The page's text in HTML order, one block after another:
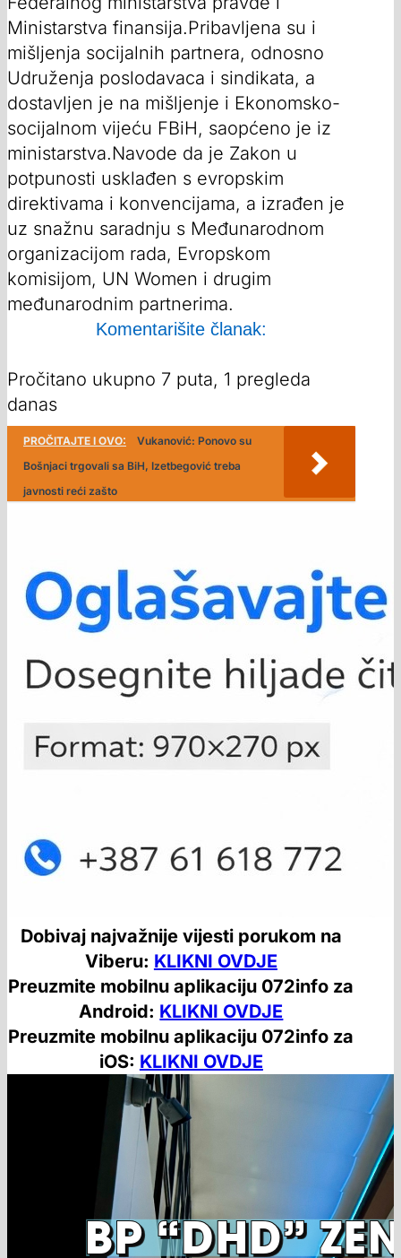
Ministarstva finansija.Pribavljena su i
mišljenja socijalnih partnera, odnosno
Udruženja poslodavaca i sindikata, a
dostavljen je na mišljenje i Ekonomsko-
socijalnom vijeću FBiH, saopćeno je iz
ministarstva.Navode da je Zakon u
potpunosti usklađen s evropskim
direktivama i konvencijama, a izrađen je
uz snažnu saradnju s Međunarodnom
organizacijom rada, Evropskom
komisijom, UN Women i drugim
međunarodnim partnerima.
Komentarišite članak:
Pročitano ukupno 7 puta, 1 pregleda
danas
PROČITAJTE I OVO:
Vukanović: Ponovo su
Bošnjaci trgovali sa BiH, Izetbegović treba
javnosti reći zašto
Dobivaj najvažnije vijesti porukom na
Viberu: KLIKNI OVDJE
Preuzmite mobilnu aplikaciju 072info za
Android: KLIKNI OVDJE
Preuzmite mobilnu aplikaciju 072info za
iOS: KLIKNI OVDJE